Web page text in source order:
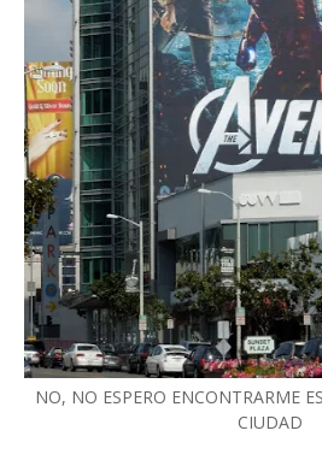
NO, NO ESPERO ENCONTRARME
CIUDAD